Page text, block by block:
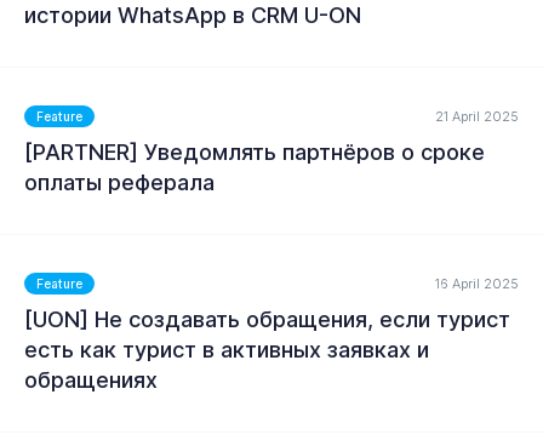
истории WhatsApp в CRM U-ON
Feature 21 April 2025
[PARTNER] Уведомлять партнёров о сроке
оплаты реферала
Feature 16 April 2025
[UON] Не создавать обращения, если турист
есть как турист в активных заявкаx и
обращениях